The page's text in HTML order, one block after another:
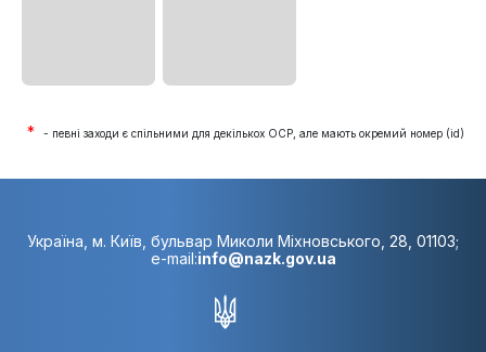
* - певні заходи є спільними для декількох ОСР, але мають окремий номер (id)
Україна, м. Київ, бульвар Миколи Міхновського, 28, 01103;
e-mail:info@nazk.gov.ua